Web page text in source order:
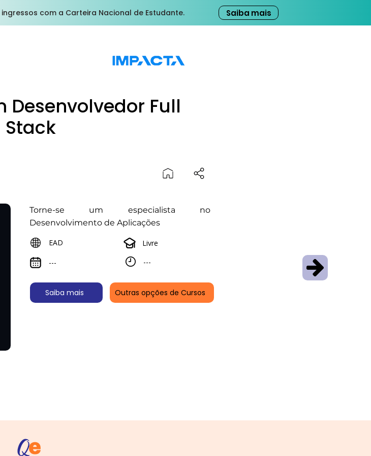
com a Carteira Nacional de Estudante. Saiba mais
Desenvolvedor Full
Stack
Torne-se um especialista no
Desenvolvimento de Aplicações
EAD
Livre
---
---
Saiba mais Outras opções de Cursos